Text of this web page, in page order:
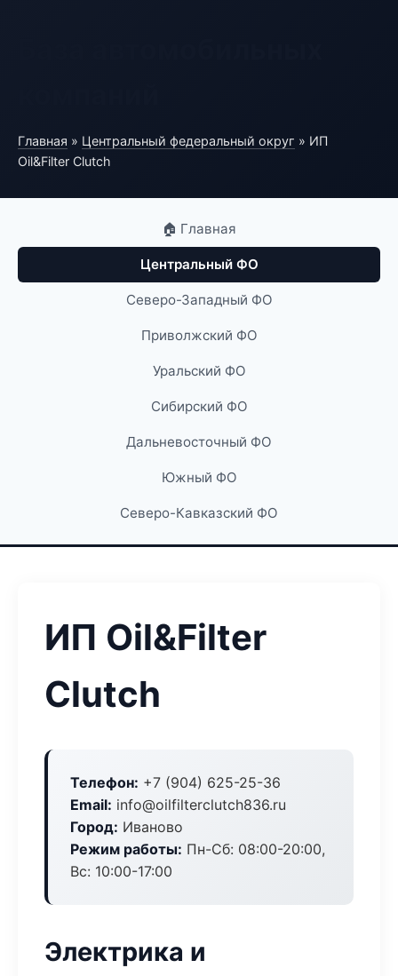
Главная » Центральный федеральный округ » ИП
Oil&Filter Clutch
🏠 Главная
Центральный ФО
Северо-Западный ФО
Приволжский ФО
Уральский ФО
Сибирский ФО
Дальневосточный ФО
Южный ФО
Северо-Кавказский ФО
ИП Oil&Filter
Clutch
Телефон: +7 (904) 625-25-36
Email: info@oilfilterclutch836.ru
Город: Иваново
Режим работы: Пн-Сб: 08:00-20:00,
Вс: 10:00-17:00
Электрика и